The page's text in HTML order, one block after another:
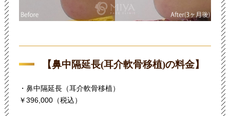
【鼻中隔延長(耳介軟骨移植)の料金】
・鼻中隔延長（耳介軟骨移植）
￥396,000（税込）